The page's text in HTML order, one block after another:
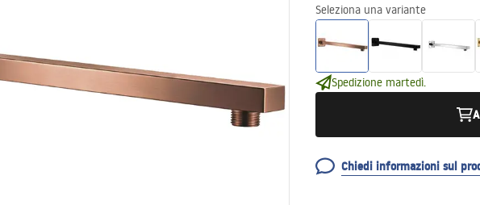
Seleziona una variante
Spedizione martedì.
Chiedi informazioni sul